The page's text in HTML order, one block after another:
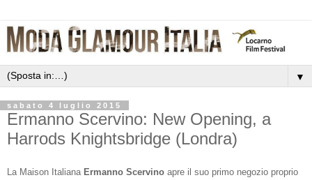
▼
sabato 4 luglio 2015
Ermanno Scervino: New Opening, a
Harrods Knightsbridge (Londra)
La Maison Italiana Ermanno Scervino apre il suo primo negozio proprio